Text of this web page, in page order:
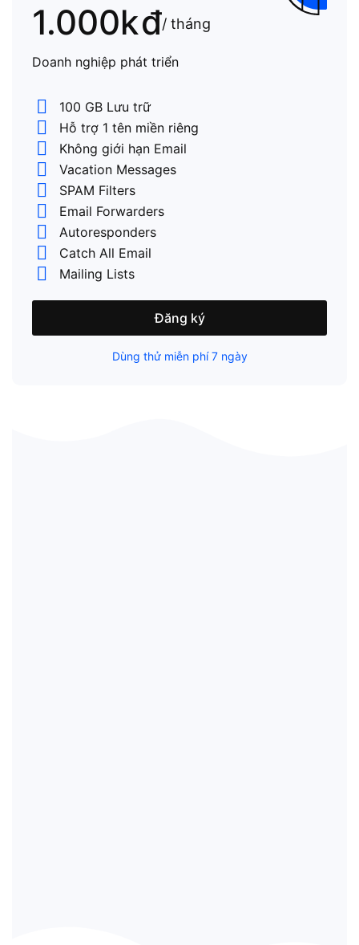
1.000kđ/ tháng
Doanh nghiệp phát triển
100 GB Lưu trữ
Hỗ trợ 1 tên miền riêng
Không giới hạn Email
Vacation Messages
SPAM Filters
Email Forwarders
Autoresponders
Catch All Email
Mailing Lists
Đăng ký
Dùng thử miễn phí 7 ngày